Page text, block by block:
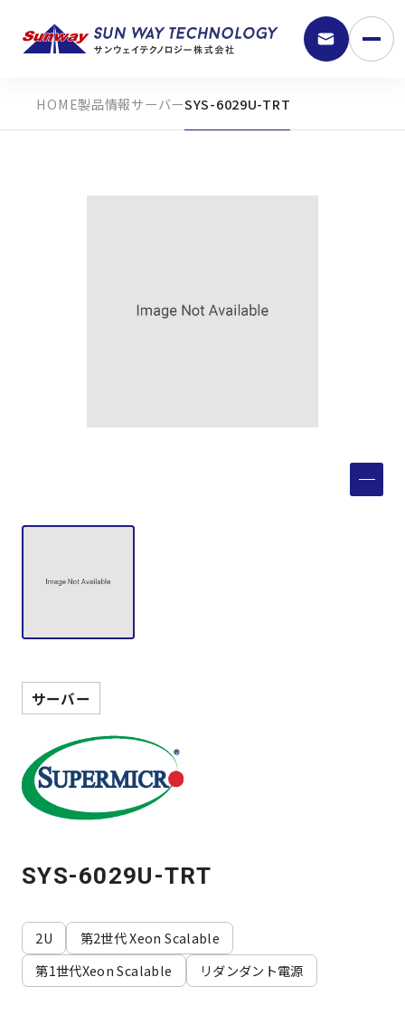
9:30 - 18:00
ニュース
よくある質問
製品検索
会社案内
製品情報サーバーSYS-6029U-TRT
サーバー
SYS-6029U-TRT
2U
第2世代 Xeon Scalable
第1世代Xeon Scalable
リダンダント電源